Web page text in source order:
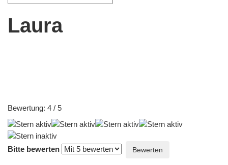
Laura
Bewertung: 4 / 5
Bitte bewerten